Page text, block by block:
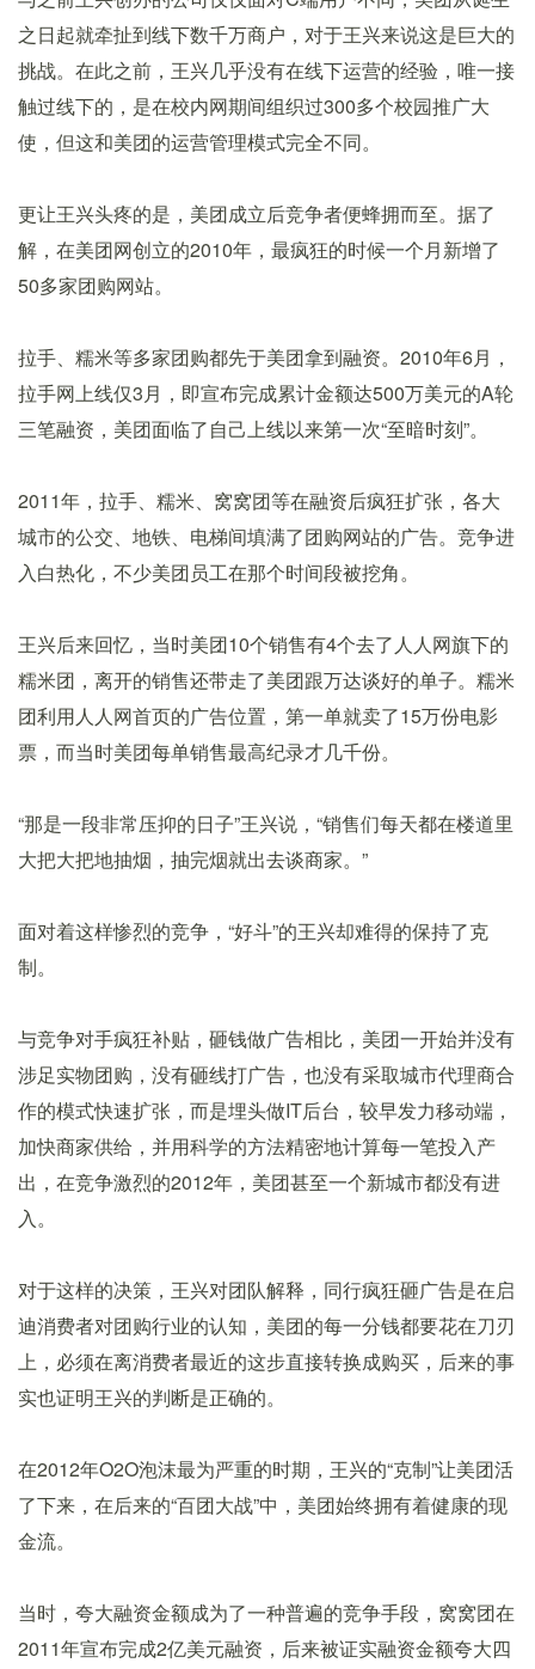
之日起就牵扯到线下数千万商户，对于王兴来说这是巨大的
挑战。在此之前，王兴几乎没有在线下运营的经验，唯一接
触过线下的，是在校内网期间组织过300多个校园推广大
使，但这和美团的运营管理模式完全不同。
更让王兴头疼的是，美团成立后竞争者便蜂拥而至。据了
解，在美团网创立的2010年，最疯狂的时候一个月新增了
50多家团购网站。
拉手、糯米等多家团购都先于美团拿到融资。2010年6月，
拉手网上线仅3月，即宣布完成累计金额达500万美元的A轮
三笔融资，美团面临了自己上线以来第一次“至暗时刻”。
2011年，拉手、糯米、窝窝团等在融资后疯狂扩张，各大
城市的公交、地铁、电梯间填满了团购网站的广告。竞争进
入白热化，不少美团员工在那个时间段被挖角。
王兴后来回忆，当时美团10个销售有4个去了人人网旗下的
糯米团，离开的销售还带走了美团跟万达谈好的单子。糯米
团利用人人网首页的广告位置，第一单就卖了15万份电影
票，而当时美团每单销售最高纪录才几千份。
“那是一段非常压抑的日子”王兴说，“销售们每天都在楼道里
大把大把地抽烟，抽完烟就出去谈商家。”
面对着这样惨烈的竞争，“好斗”的王兴却难得的保持了克
制。
与竞争对手疯狂补贴，砸钱做广告相比，美团一开始并没有
涉足实物团购，没有砸线打广告，也没有采取城市代理商合
作的模式快速扩张，而是埋头做IT后台，较早发力移动端，
加快商家供给，并用科学的方法精密地计算每一笔投入产
出，在竞争激烈的2012年，美团甚至一个新城市都没有进
入。
对于这样的决策，王兴对团队解释，同行疯狂砸广告是在启
迪消费者对团购行业的认知，美团的每一分钱都要花在刀刃
上，必须在离消费者最近的这步直接转换成购买，后来的事
实也证明王兴的判断是正确的。
在2012年O2O泡沫最为严重的时期，王兴的“克制”让美团活
了下来，在后来的“百团大战”中，美团始终拥有着健康的现
金流。
当时，夸大融资金额成为了一种普遍的竞争手段，窝窝团在
2011年宣布完成2亿美元融资，后来被证实融资金额夸大四